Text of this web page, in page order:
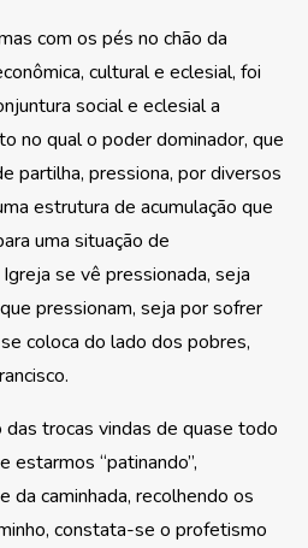
com os pés no chão da
cultural e eclesial, foi
social e eclesial a
no qual o poder dominador, que
partilha, pressiona, por diversos
estrutura de acumulação que
uma situação de
se vê pressionada, seja
pressionam, seja por sofrer
coloca do lado dos pobres,
das trocas vindas de quase todo
estarmos “patinando”,
da caminhada, recolhendo os
constata-se o profetismo